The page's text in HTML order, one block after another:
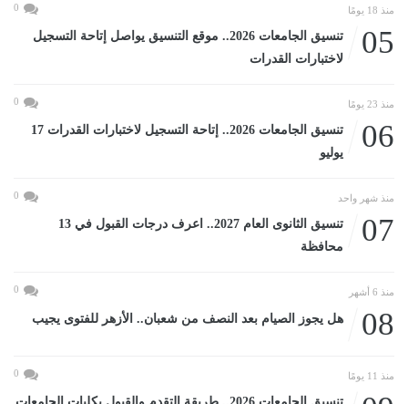
منذ 18 يومًا 0
05
تنسيق الجامعات 2026.. موقع التنسيق يواصل إتاحة التسجيل
لاختبارات القدرات
منذ 23 يومًا 0
06
تنسيق الجامعات 2026.. إتاحة التسجيل لاختبارات القدرات 17
يوليو
منذ شهر واحد 0
07
تنسيق الثانوى العام 2027.. اعرف درجات القبول في 13
محافظة
منذ 6 أشهر 0
08 هل يجوز الصيام بعد النصف من شعبان.. الأزهر للفتوى يجيب
منذ 11 يومًا 0